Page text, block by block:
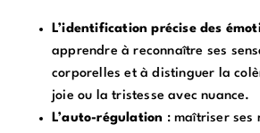
L’identification précise des
apprendre à reconnaître ses
corporelles et à distinguer la
joie ou la tristesse avec nuance.
L’auto-régulation : maîtriser ses